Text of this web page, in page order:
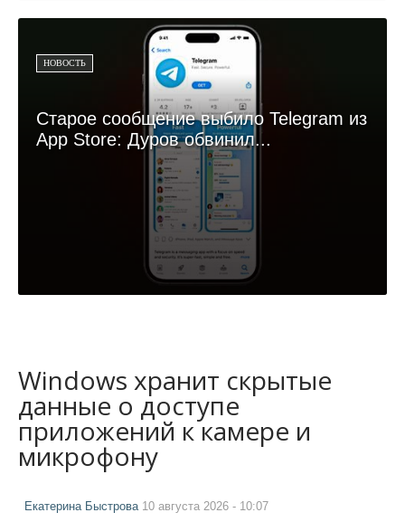
НОВОСТЬ
Старое сообщение выбило Telegram из
App Store: Дуров обвинил...
Windows хранит скрытые
данные о доступе
приложений к камере и
микрофону
Екатерина Быстрова10 августа 2026 - 10:07